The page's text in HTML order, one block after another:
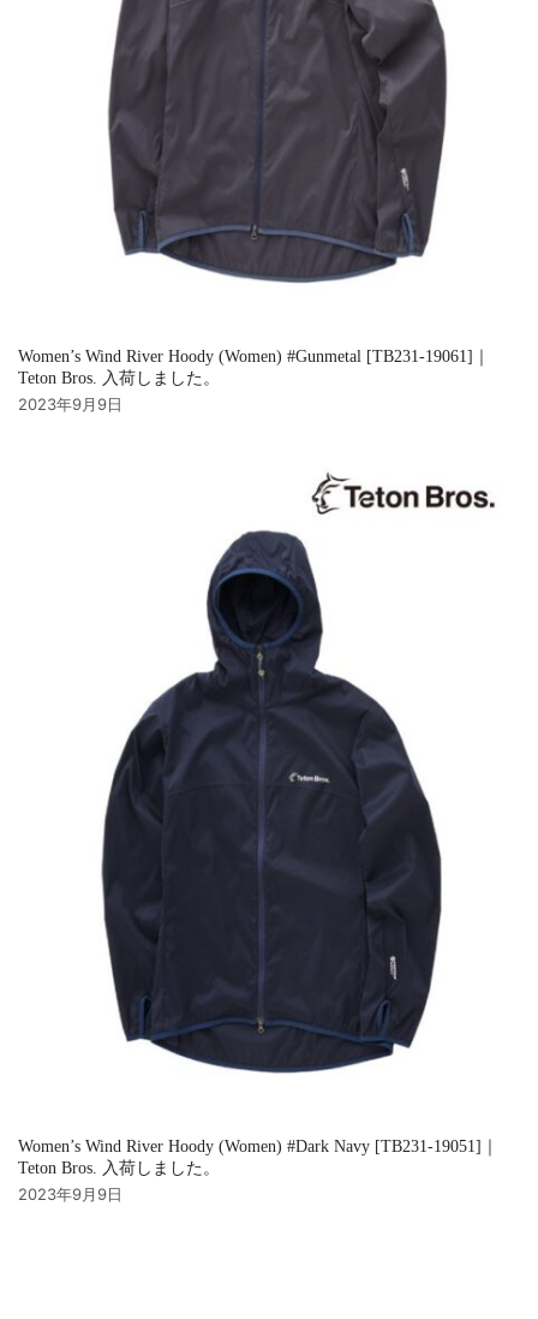
Women’s Wind River Hoody (Women) #Gunmetal [TB231-19061]｜
Teton Bros. 入荷しました。
2023年9月9日
Women’s Wind River Hoody (Women) #Dark Navy [TB231-19051]｜
Teton Bros. 入荷しました。
2023年9月9日